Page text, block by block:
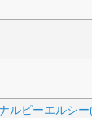
ルピーエルシ